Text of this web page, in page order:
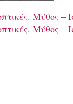
Μύθος –
Μύθος –